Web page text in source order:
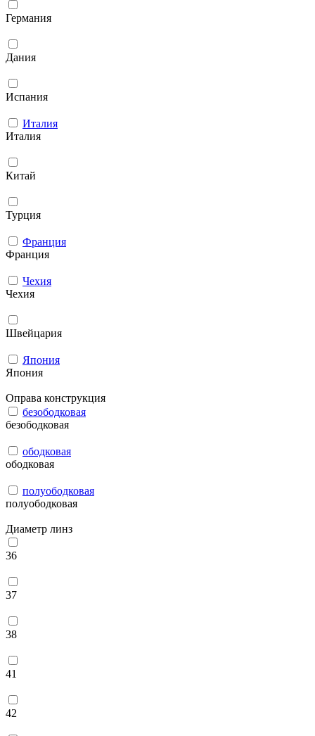
Германия
Дания
Испания
Италия
Италия
Китай
Турция
Франция
Франция
Чехия
Чехия
Швейцария
Япония
Япония
Оправа конструкция
безободковая
безободковая
ободковая
ободковая
полуободковая
полуободковая
Диаметр линз
36
37
38
41
42